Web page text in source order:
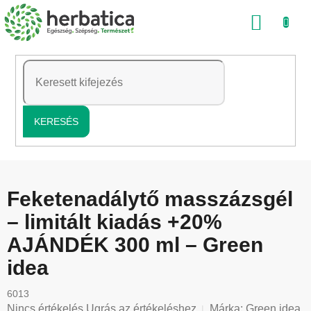
Ugrás
a
tartalomhoz
KERESÉS
Feketenadálytő masszázsgél
– limitált kiadás +20%
AJÁNDÉK 300 ml – Green
idea
6013
A
Nincs értékelés Ugrás az értékeléshez Márka: Green idea